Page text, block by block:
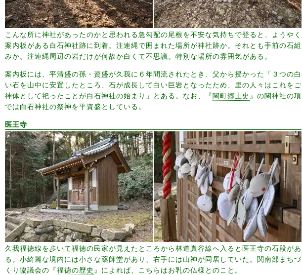
こんな所に神社があったのかと思われる急勾配の尾根を不安な気持ちで登ると、ようやく
案内板がある白石神社跡に到着。注連縄で囲まれた場所が神社跡か。それとも手前の石組
みか。注連縄周辺の岩だけが何故か白くて不思議。特別な場所の雰囲気がある。
案内板には、平清盛の孫・資盛が久我に６年間流されたとき、父から授かった「３つの白
い石を山中に安置したところ、石が成長して白い巨岩となったため、里の人々はこれをご
神体として祀ったことが白石神社の始まり」とある。なお、『関町郷土史 』の関神社の項
では白石神社の祭神を平資盛としている。
医王寺
久我福徳線を歩いて福徳の民家が見えたところから林道真谷線へ入ると医王寺の石段があ
る。小綺麗な境内には小さな薬師堂があり、右手には山神が同居していた。関南部まちづ
くり協議会の『福徳の歴史 』によれば、こちらはお乳の仏様とのこと。